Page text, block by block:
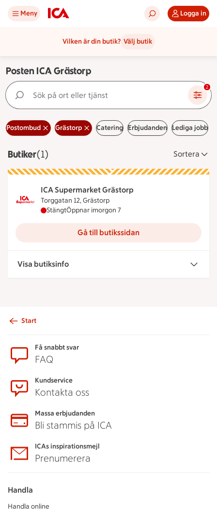
Meny Logga in
Vilken är din butik? Välj butik
Posten ICA Grästorp
Sök på ort eller tjänst 2
Postombud Grästorp Catering Erbjudanden Lediga jobb
ButikerVisar 1 stycken
(1) Sortera
ICA Supermarket Grästorp
Torggatan 12, Grästorp
ICA Supermarket Grästorp har stängt idag,
StängtÖppnar imorgon 7
Gå till butikssidan
Visa butiksinfo
Start
Få snabbt svar
FAQ
Kundservice
Kontakta oss
Massa erbjudanden
Bli stammis på ICA
ICAs inspirationsmejl
Prenumerera
Handla
Handla online